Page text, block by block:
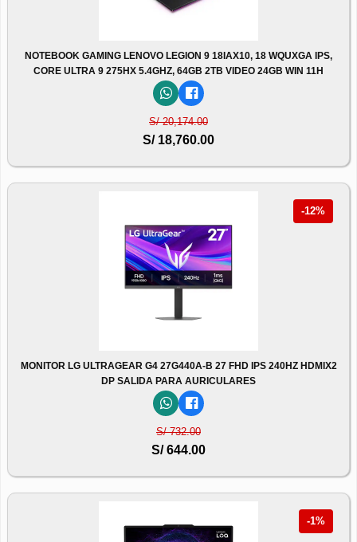
NOTEBOOK GAMING LENOVO LEGION 9 18IAX10, 18 WQUXGA IPS,
CORE ULTRA 9 275HX 5.4GHZ, 64GB 2TB VIDEO 24GB WIN 11H
S/ 20,174.00
S/ 18,760.00
-12%
MONITOR LG ULTRAGEAR G4 27G440A-B 27 FHD IPS 240HZ HDMIX2
DP SALIDA PARA AURICULARES
S/ 732.00
S/ 644.00
-1%